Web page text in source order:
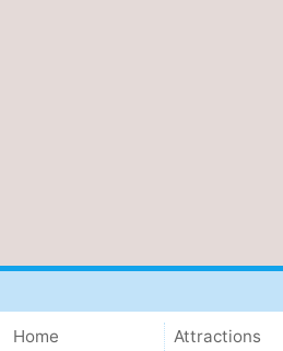
Home
Attractions